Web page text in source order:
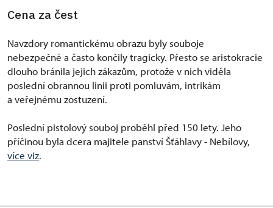
Cena za čest
Navzdory romantickému obrazu byly souboje
nebezpečné a často končily tragicky. Přesto se aristokracie
dlouho bránila jejich zákazům, protože v nich viděla
poslední obrannou linii proti pomluvám, intrikám
a veřejnému zostuzení.
Poslední pistolový souboj proběhl před 150 lety. Jeho
příčinou byla dcera majitele panství Šťáhlavy - Nebílovy,
více viz.